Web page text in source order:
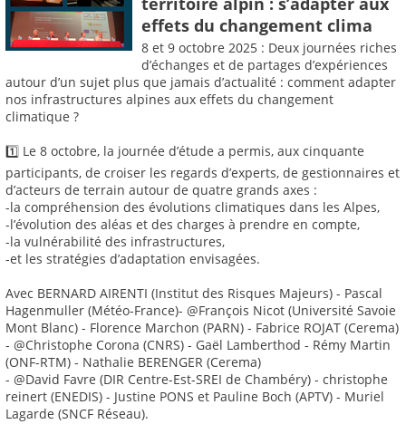
effets du changement clima
8 et 9 octobre 2025 : Deux journées riches
d’échanges et de partages d’expériences
autour d’un sujet plus que jamais d’actualité : comment adapter
nos infrastructures alpines aux effets du changement
climatique ?
1️⃣ Le 8 octobre, la journée d’étude a permis, aux cinquante
participants, de croiser les regards d’experts, de gestionnaires et
d’acteurs de terrain autour de quatre grands axes :
-la compréhension des évolutions climatiques dans les Alpes,
-l’évolution des aléas et des charges à prendre en compte,
-la vulnérabilité des infrastructures,
-et les stratégies d’adaptation envisagées.
Avec BERNARD AIRENTI (Institut des Risques Majeurs) - Pascal
Hagenmuller (Météo-France)- @François Nicot (Université Savoie
Mont Blanc) - Florence Marchon (PARN) - Fabrice ROJAT (Cerema)
- @Christophe Corona (CNRS) - Gaël Lamberthod - Rémy Martin
(ONF-RTM) - Nathalie BERENGER (Cerema)
- @David Favre (DIR Centre-Est-SREI de Chambéry) - christophe
reinert (ENEDIS) - Justine PONS et Pauline Boch (APTV) - Muriel
Lagarde (SNCF Réseau).